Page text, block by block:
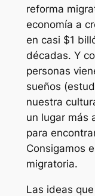
reforma
economía a
en casi $1
décadas. Y
personas
sueños
nuestra
un lugar más
para
Consigamos
migratoria.
Las ideas